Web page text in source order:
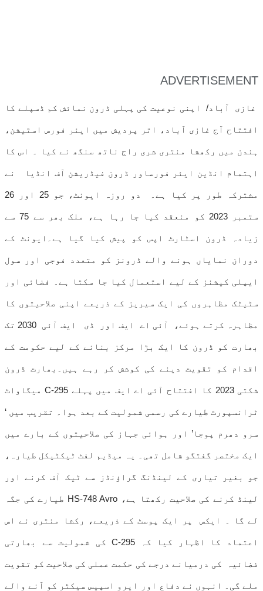
ADVERTISEMENT
غازی آباد/ اپنی نوعیت کی پہلی ڈرون نمائش کم ڈسپلے کا
افتتاح آج غازی آباد، اتر پردیش میں ایئر فورس اسٹیشن،
ہندن میں رکھشا منتری شری راج ناتھ سنگھ نے کیا ۔ اس کا
اہتمام انڈین ایئر فورساور ڈرون فیڈریشن آف انڈیا نے
مشترکہ طور پر کیا ہے۔ دو روزہ ایونٹ، جو 25 اور 26
ستمبر 2023 کو منعقد کیا جا رہا ہے، ملک بھر سے 75 سے
زیادہ ڈرون اسٹارٹ اپس کو پیش کیا گیا ہے۔ایونٹ کے
دوران نمایاں ہونے والے ڈرونز کو متعدد فوجی اور سول
ایپلی کیشنز کے لیے استعمال کیا جا سکتا ہے۔ فضائی اور
سٹیٹک مظاہروں کی ایک سیریز کے ذریعے اپنی صلاحیتوں کا
مظاہرہ کرتے ہوئے، آئی اے ایف اور ڈی ایف آئی 2030 تک
بھارت کو ڈرون کا ایک بڑا مرکز بنانے کے لیے حکومت کے
اقدام کو تقویت دینے کی کوشش کر رہے ہیں۔بھارت ڈرون
شکتی 2023 کا افتتاح آئی اے ایف میں پہلے C-295 میگاواٹ
ٹرانسپورٹ طیارے کی رسمی شمولیت کے بعد ہوا۔ تقریب میں ‘
سرو دھرم پوجا’ اور ہوائی جہاز کی صلاحیتوں کے بارے میں
ایک مختصر گفتگو شامل تھی۔ یہ میڈیم لفٹ ٹیکٹیکل طیارہ،
جو بغیر تیاری کے لینڈنگ گراؤنڈز سے ٹیک آف کرنے اور
لینڈ کرنے کی صلاحیت رکھتا ہے، HS-748 Avro طیارے کی جگہ
لے گا ۔ ایکس پر ایک پوسٹ کے ذریعے، رکشا منتری نے اس
اعتماد کا اظہار کیا کہ C-295 کی شمولیت سے بھارتی
فضائیہ کی درمیانے درجے کی حکمت عملی کی صلاحیت کو تقویت
ملے گی۔ انہوں نے دفاع اور ایرو اسپیس سیکٹر کو آنے والے